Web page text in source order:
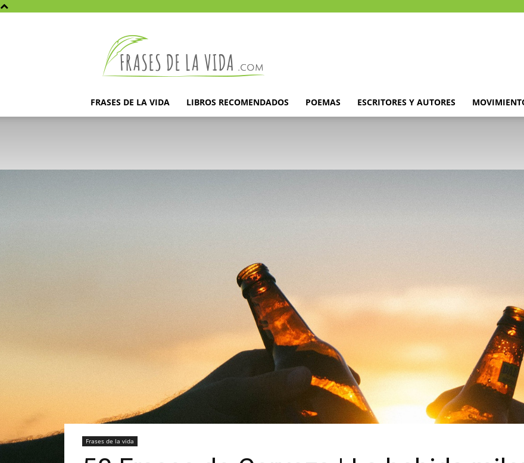
la
vida
FRASES DE LA VIDA LIBROS RECOMENDADOS POEMAS ESCRITORES Y AUTORES
Frases de la vida